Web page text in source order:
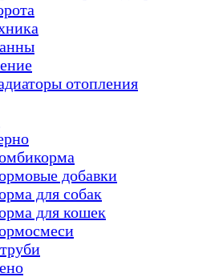
отопления
добавки
для собак
для кошек